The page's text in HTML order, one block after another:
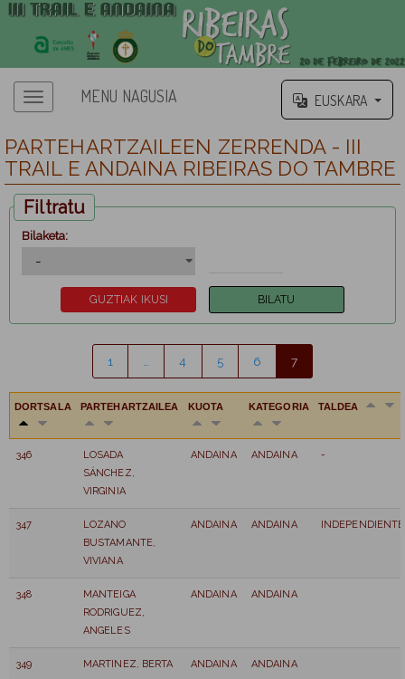
MENU NAGUSIA EUSKARA
PARTEHARTZAILEEN ZERRENDA - III
TRAIL E ANDAINA RIBEIRAS DO TAMBRE
Filtratu
Bilaketa:
1 4 5 6 7
DORTSALA PARTEHARTZAILEA KUOTA KATEGORIA TALDEA
346
LOSADA
SÁNCHEZ,
VIRGINIA
ANDAINA ANDAINA -
347
LOZANO
BUSTAMANTE,
VIVIANA
ANDAINA ANDAINA INDEPENDIENTE
348
MANTEIGA
RODRIGUEZ,
ANGELES
ANDAINA ANDAINA
349 MARTINEZ, BERTA ANDAINA ANDAINA